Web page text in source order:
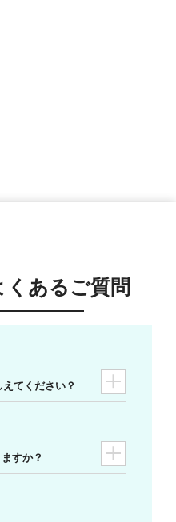
あるご質問
てください？
すか？